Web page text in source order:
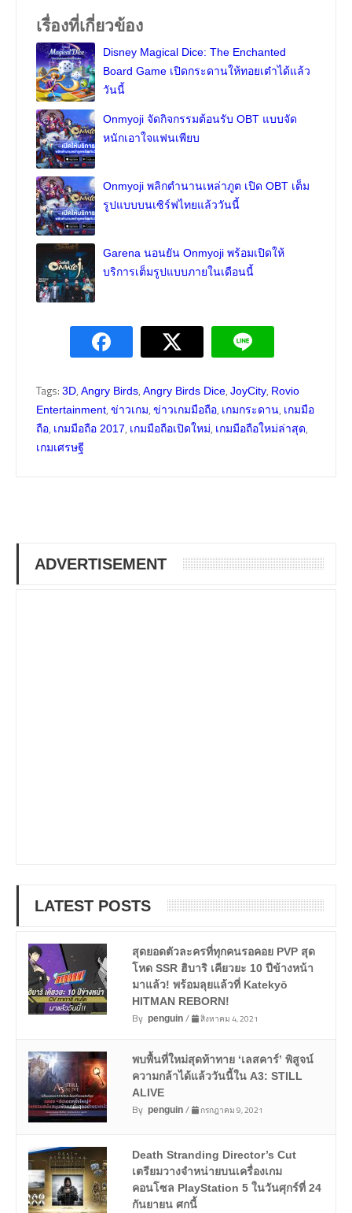
เรื่องที่เกี่ยวข้อง
Disney Magical Dice: The Enchanted
Board Game เปิดกระดานให้ทอยเต๋าได้แล้ว
วันนี้
Onmyoji จัดกิจกรรมต้อนรับ OBT แบบจัด
หนักเอาใจแฟนเพียบ
Onmyoji พลิกตำนานเหล่าภูต เปิด OBT เต็ม
รูปแบบบนเซิร์ฟไทยแล้ววันนี้
Garena นอนยัน Onmyoji พร้อมเปิดให้
บริการเต็มรูปแบบภายในเดือนนี้
Tags: 3D, Angry Birds, Angry Birds Dice, JoyCity, Rovio
Entertainment, ข่าวเกม, ข่าวเกมมือถือ, เกมกระดาน, เกมมือ
ถือ, เกมมือถือ 2017, เกมมือถือเปิดใหม่, เกมมือถือใหม่ล่าสุด,
เกมเศรษฐี
ADVERTISEMENT
LATEST POSTS
สุดยอดตัวละครที่ทุกคนรอคอย PVP สุด
โหด SSR ฮิบาริ เคียวยะ 10 ปีข้างหน้า
มาแล้ว! พร้อมลุยแล้วที่ Katekyō
HITMAN REBORN!
By penguin/ สิงหาคม 4, 2021
พบพื้นที่ใหม่สุดท้าทาย ‘เลสคาร์’ พิสูจน์
ความกล้าได้แล้ววันนี้ใน A3: STILL
ALIVE
By penguin/ กรกฎาคม 9, 2021
Death Stranding Director’s Cut
เตรียมวางจำหน่ายบนเครื่องเกม
คอนโซล PlayStation 5 ในวันศุกร์ที่ 24
กันยายน ศกนี้